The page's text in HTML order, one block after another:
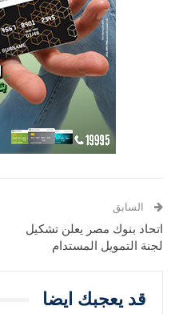
السابق
اتحاد بنوك مصر يعلن تشكيل
لجنة التمويل المستدام
قد يعجبك ايضا